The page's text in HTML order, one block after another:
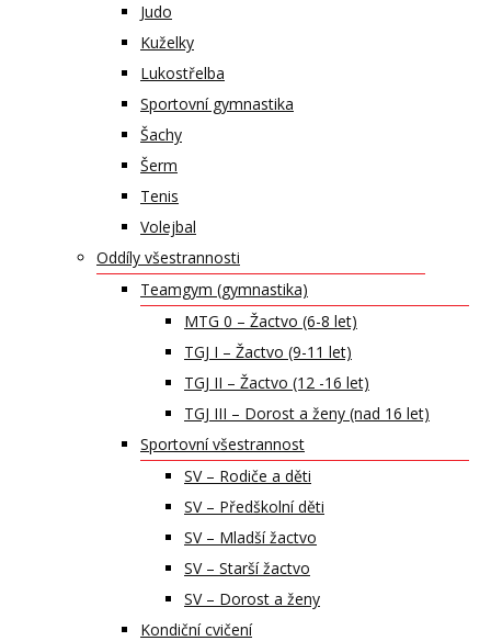
Judo
Kuželky
Lukostřelba
Sportovní gymnastika
Šachy
Šerm
Tenis
Volejbal
Oddíly všestrannosti
Teamgym (gymnastika)
MTG 0 – Žactvo (6-8 let)
TGJ I – Žactvo (9-11 let)
TGJ II – Žactvo (12 -16 let)
TGJ III – Dorost a ženy (nad 16 let)
Sportovní všestrannost
SV – Rodiče a děti
SV – Předškolní děti
SV – Mladší žactvo
SV – Starší žactvo
SV – Dorost a ženy
Kondiční cvičení